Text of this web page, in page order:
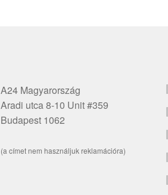
A24 Magyarország
Aradi utca 8-10 Unit #359
Budapest 1062
(a címet nem használjuk reklamációra)